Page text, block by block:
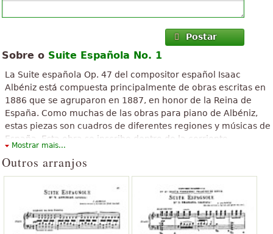
Postar
Sobre o Suite Española No. 1
La Suite española Op. 47 del compositor español Isaac
Albéniz está compuesta principalmente de obras escritas en
1886 que se agruparon en 1887, en honor de la Reina de
España. Como muchas de las obras para piano de Albéniz,
estas piezas son cuadros de diferentes regiones y músicas de
España. Esta obra se inscribe dentro de la corriente
nacionalista relacionada con el Romanticismo. Albéniz
estaba entonces bajo el influjo de Felipe Pedrell, quien lo
apartó de la música de salón estética europeística y lo atrajo
hacia el nacionalismo, en este caso español. Pero, por otro
lado, el suyo es un nacionalismo pasado por el tamiz del
refinamiento y la estilización.
O texto acima está disponível sob licença de Creative Commons
Mostrar mais...
Outros arranjos